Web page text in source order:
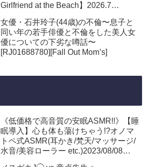
Girlfriend at the Beach】2026.7
女優・石井玲子(44歳)の不倫〜息子と
同い年の若手俳優と不倫をした美人女
優についての下劣な噂話〜
[RJ01688780][Fall Out Mom’s]
《低価格で高音質の安眠ASMR!!》【睡
眠導入】心も体も蕩けちゃう!?オノマ
トペ式ASMR(耳かき/梵天/マッサージ/
水音/美容ローラー etc.)2023/08/08